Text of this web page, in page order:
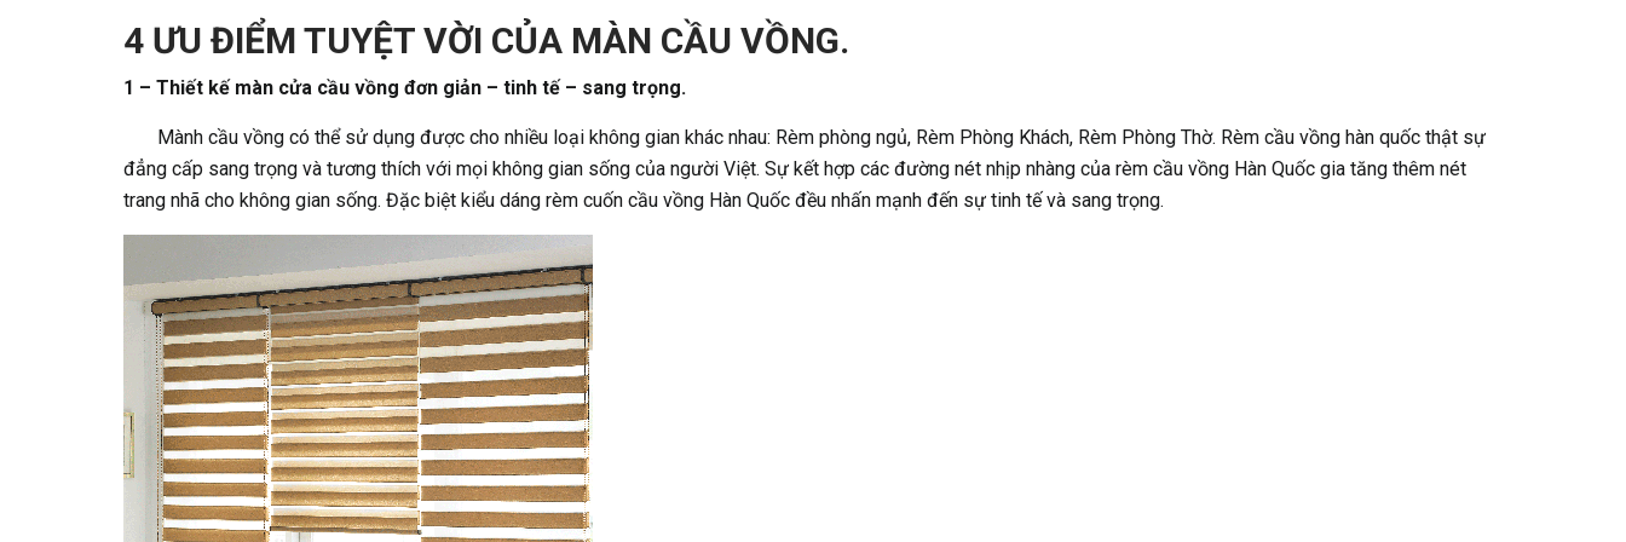
4 ƯU ĐIỂM TUYỆT VỜI CỦA MÀN CẦU VỒNG.
1 – Thiết kế màn cửa cầu vồng đơn giản – tinh tế – sang trọng.
Mành cầu vồng có thể sử dụng được cho nhiều loại không gian khác nhau: Rèm phòng ngủ, Rèm Phòng Khách, Rèm Phòng Thờ. Rèm cầu vồng hàn quốc thật sự
đẳng cấp sang trọng và tương thích với mọi không gian sống của người Việt. Sự kết hợp các đường nét nhịp nhàng của rèm cầu vồng Hàn Quốc gia tăng thêm nét
trang nhã cho không gian sống. Đặc biệt kiểu dáng rèm cuốn cầu vồng Hàn Quốc đều nhấn mạnh đến sự tinh tế và sang trọng.